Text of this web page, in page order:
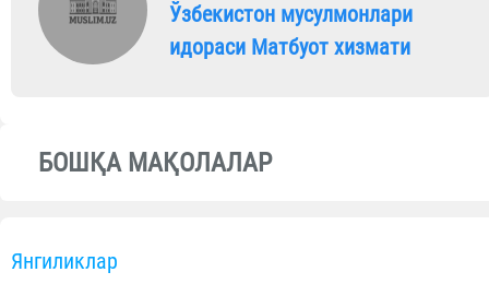
Ўзбекистон мусулмонлари
идораси Матбуот хизмати
БОШҚА МАҚОЛАЛАР
Янгиликлар